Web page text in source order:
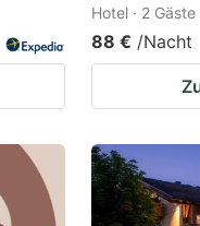
Hotel · 2
88 € /Nacht